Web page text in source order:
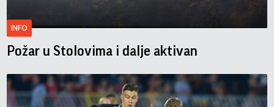
INFO
Požar u Stolovima i dalje aktivan